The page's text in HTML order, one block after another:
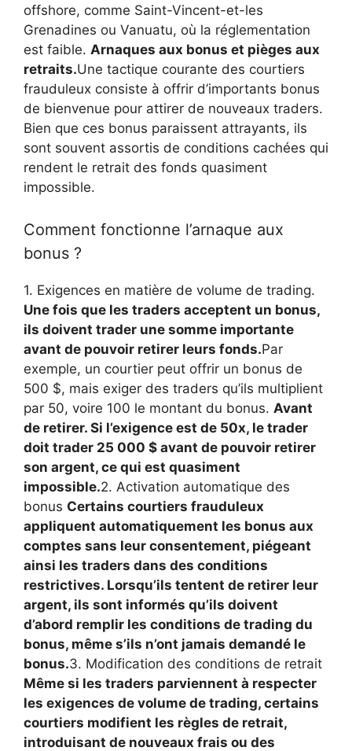
offshore, comme Saint-Vincent-et-les
Grenadines ou Vanuatu, où la réglementation
est faible. Arnaques aux bonus et pièges aux
retraits.Une tactique courante des courtiers
frauduleux consiste à offrir d’importants bonus
de bienvenue pour attirer de nouveaux traders.
Bien que ces bonus paraissent attrayants, ils
sont souvent assortis de conditions cachées qui
rendent le retrait des fonds quasiment
impossible.
Comment fonctionne l’arnaque aux
bonus ?
1. Exigences en matière de volume de trading.
Une fois que les traders acceptent un bonus,
ils doivent trader une somme importante
avant de pouvoir retirer leurs fonds.Par
exemple, un courtier peut offrir un bonus de
500 $, mais exiger des traders qu’ils multiplient
par 50, voire 100 le montant du bonus. Avant
de retirer. Si l’exigence est de 50x, le trader
doit trader 25 000 $ avant de pouvoir retirer
son argent, ce qui est quasiment
impossible.2. Activation automatique des
bonus Certains courtiers frauduleux
appliquent automatiquement les bonus aux
comptes sans leur consentement, piégeant
ainsi les traders dans des conditions
restrictives. Lorsqu’ils tentent de retirer leur
argent, ils sont informés qu’ils doivent
d’abord remplir les conditions de trading du
bonus, même s’ils n’ont jamais demandé le
bonus.3. Modification des conditions de retrait
Même si les traders parviennent à respecter
les exigences de volume de trading, certains
courtiers modifient les règles de retrait,
introduisant de nouveaux frais ou des